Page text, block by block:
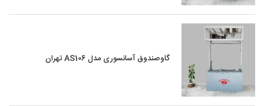
گاوصندوق آسانسوری مدل AS106 تهران